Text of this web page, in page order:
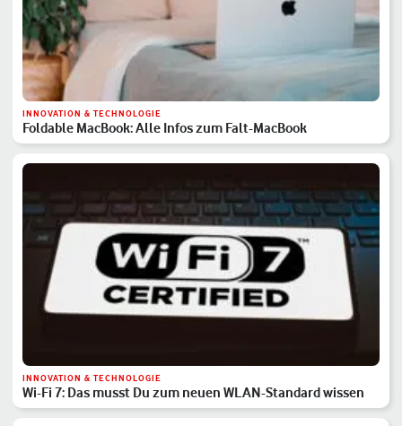
INNOVATION & TECHNOLOGIE
Foldable MacBook: Alle Infos zum Falt-MacBook
INNOVATION & TECHNOLOGIE
Wi-Fi 7: Das musst Du zum neuen WLAN-Standard wissen